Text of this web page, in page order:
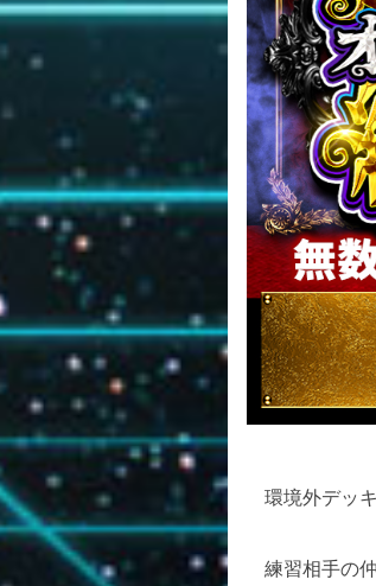
環境外デッ
練習相手の